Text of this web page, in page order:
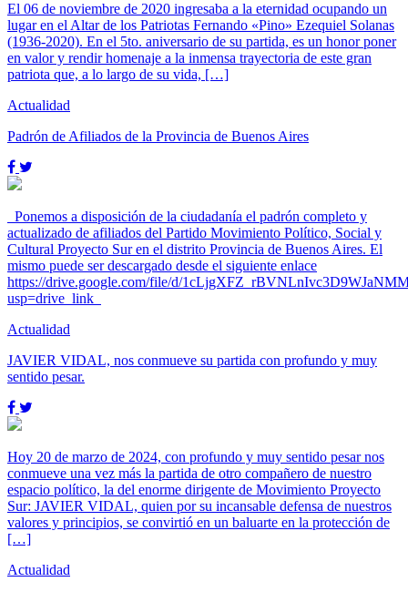
El 06 de noviembre de 2020 ingresaba a la eternidad ocupando un
lugar en el Altar de los Patriotas Fernando «Pino» Ezequiel Solanas
(1936-2020). En el 5to. aniversario de su partida, es un honor poner
en valor y rendir homenaje a la inmensa trayectoria de este gran
patriota que, a lo largo de su vida, […]
Actualidad
Padrón de Afiliados de la Provincia de Buenos Aires
Ponemos a disposición de la ciudadanía el padrón completo y
actualizado de afiliados del Partido Movimiento Político, Social y
Cultural Proyecto Sur en el distrito Provincia de Buenos Aires. El
mismo puede ser descargado desde el siguiente enlace
https://drive.google.com/file/d/
usp=drive_link
Actualidad
JAVIER VIDAL, nos conmueve su partida con profundo y muy
sentido pesar.
Hoy 20 de marzo de 2024, con profundo y muy sentido pesar nos
conmueve una vez más la partida de otro compañero de nuestro
espacio político, la del enorme dirigente de Movimiento Proyecto
Sur: JAVIER VIDAL, quien por su incansable defensa de nuestros
valores y principios, se convirtió en un baluarte en la protección de
[…]
Actualidad